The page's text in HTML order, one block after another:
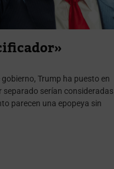
Trump ha puesto en
separado serían consideradas
parecen una epopeya sin